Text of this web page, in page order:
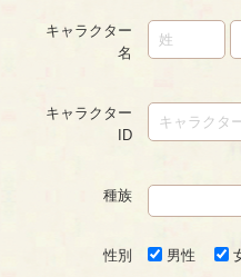
キャラクター
名
キャラクター
ID
種族
性別 男性